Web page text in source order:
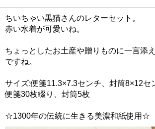
ちいちゃい黒猫さんのレターセット。
赤い水着が可愛いね。
ちょっとしたお土産や贈りものに一言添
ですね。
サイズ:便箋11.3×7.3センチ、封筒8×12セ
便箋30枚綴り、封筒5枚
☆1300年の伝統に生きる美濃和紙使用☆